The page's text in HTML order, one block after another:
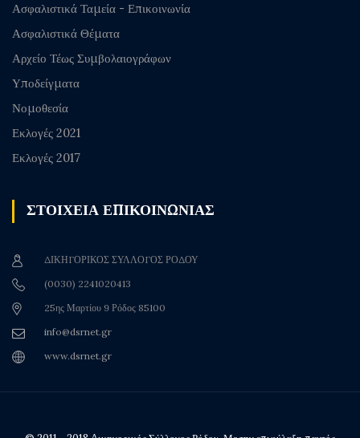
Ασφαλιστικά Ταμεία - Επικοινωνία
Ασφαλιστικά Θέματα
Αρχείο Τέως Συμβολαιογράφων
Υποδείγματα
Νομοθεσία
Εκλογές 2021
Εκλογές 2017
ΣΤΟΙΧΕΙΑ ΕΠΙΚΟΙΝΩΝΙΑΣ
ΔΙΚΗΓΟΡΙΚΟΣ ΣΥΛΛΟΓΟΣ ΡΟΔΟΥ
(0030) 2241020413
25ης Μαρτίου 9 Ρόδος 85100
info@dsrnet.gr
www.dsrnet.gr